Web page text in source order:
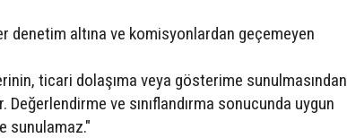
altına ve komisyonlardan geçemeyen
ticari dolaşıma veya gösterime sunulmasından
Değerlendirme ve sınıflandırma sonucunda uygun
sunulamaz."